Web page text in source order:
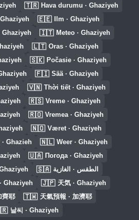
🇹🇷 Hava durumu · Ghaziyeh
🇪🇪 Ilm · Ghaziyeh
Ghaziyeh 🇮🇹 Meteo · Ghaziyeh
🇱🇹 Oras · Ghaziyeh
🇸🇰 Počasie · Ghaziyeh
🇫🇮 Sää · Ghaziyeh
🇻🇳 Thời tiết · Ghaziyeh
🇷🇸 Vreme · Ghaziyeh
🇷🇴 Vremea · Ghaziyeh
🇳🇴 Været · Ghaziyeh
Ghazieh 🇳🇱 Weer · Ghaziyeh
🇺🇦 Погода · Ghaziyeh
🇸🇦 الطقس · الغازية
Ghaziyeh 🇯🇵 天気 · Ghaziyeh
齊耶 🇹🇼 天氣預報 · 加濟耶
날씨 · Ghaziyeh